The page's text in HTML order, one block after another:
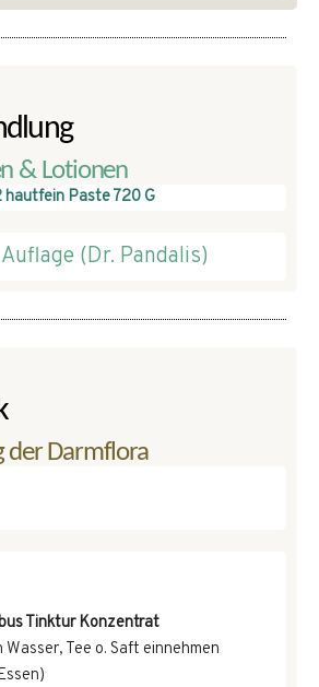
& Lotionen
hautfein Paste 720 G
(Dr. Pandalis)
der Darmflora
Tinktur Konzentrat
Tee o. Saft einnehmen